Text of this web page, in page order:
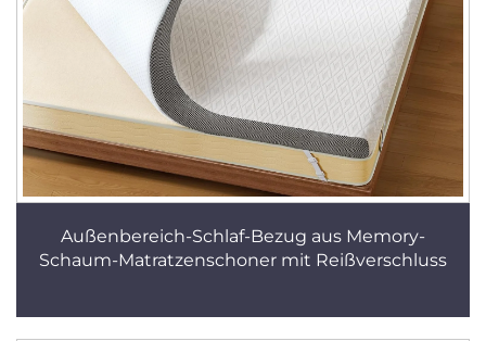
Außenbereich-Schlaf-Bezug aus Memory-
Schaum-Matratzenschoner mit Reißverschluss